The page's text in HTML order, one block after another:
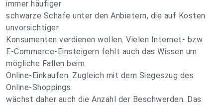
immer häufiger
schwarze Schafe unter den Anbietern, die auf Kosten
unvorsichtiger
Konsumenten verdienen wollen. Vielen Internet- bzw.
E-Commerce-Einsteigern fehlt auch das Wissen um
mögliche Fallen beim
Online-Einkaufen. Zugleich mit dem Siegeszug des
Online-Shoppings
wächst daher auch die Anzahl der Beschwerden. Das